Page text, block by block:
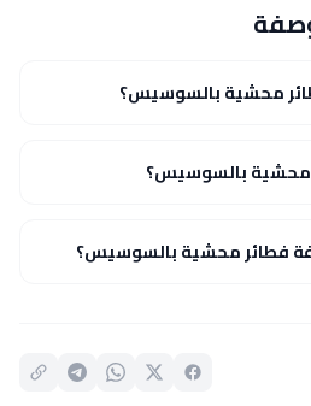
محشية بالسوسيس؟
محشية بالسوسيس؟
محشية بالسوسيس؟